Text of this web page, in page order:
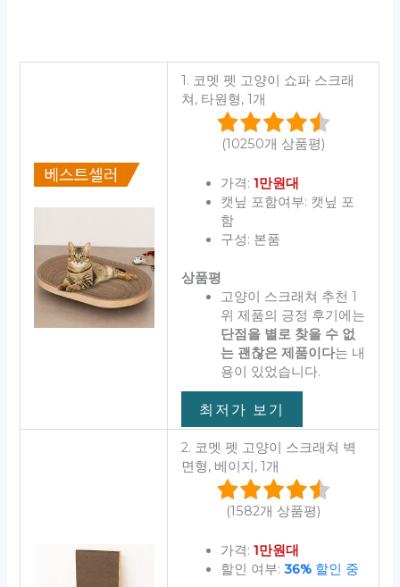
1. 코멧 펫 고양이 쇼파 스크래
쳐, 타원형, 1개
(10250개 상품평)
가격: 1만원대
캣닢 포함여부: 캣닢 포
함
구성: 본품
상품평
고양이 스크래쳐 추천 1
위 제품의 긍정 후기에는
단점을 별로 찾을 수 없
는 괜찮은 제품이다는 내
용이 있었습니다.
최저가 보기
2. 코멧 펫 고양이 스크래쳐 벽
면형, 베이지, 1개
(1582개 상품평)
가격: 1만원대
할인 여부: 36%할인 중